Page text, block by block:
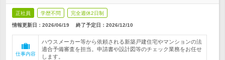
正社員 学歴不問 完全週休2日制
情報更新日：2026/06/19 終了予定日： 2026/12/10
仕事内容
ハウスメーカー等から依頼される新築戸建住宅やマンションの法
適合予備審査を担当。申請書や設計図等のチェック業務をお任せ
します。